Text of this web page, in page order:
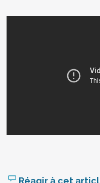
Réagir à cet